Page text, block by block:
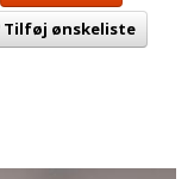
Tilføj ønskeliste